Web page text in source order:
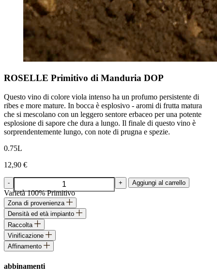
ROSELLE Primitivo di Manduria DOP
Questo vino di colore viola intenso ha un profumo persistente di
ribes e more mature. In bocca è esplosivo - aromi di frutta matura
che si mescolano con un leggero sentore erbaceo per una potente
esplosione di sapore che dura a lungo. Il finale di questo vino è
sorprendentemente lungo, con note di prugna e spezie.
0.75L
12,90 €
- ROSELLE
Primitivo
di
Manduria
DOP
quantità
+ Aggiungi al carrello
Varietà 100% Primitivo
Zona di provenienza
Densità ed età impianto
Raccolta
Vinificazione
Affinamento
abbinamenti